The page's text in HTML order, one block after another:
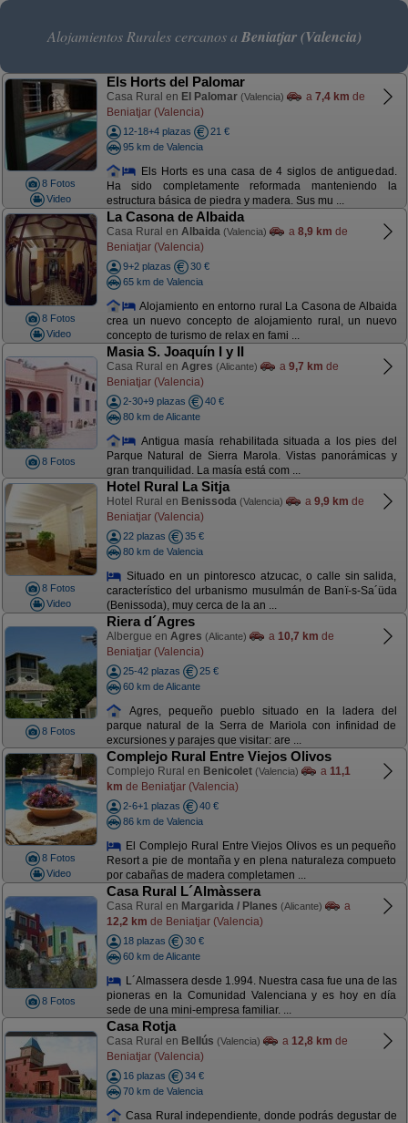
Alojamientos Rurales cercanos a Beniatjar (Valencia)
8 Fotos
Video
Els Horts del Palomar
Casa Rural en El Palomar (Valencia) a 7,4 km de
Beniatjar (Valencia)
12-18+4 plazas
21 €
95 km de Valencia
Els Horts es una casa de 4 siglos de antiguedad.
Ha sido completamente reformada manteniendo la
estructura básica de piedra y madera. Sus mu ...
8 Fotos
Video
La Casona de Albaida
Casa Rural en Albaida (Valencia) a 8,9 km de
Beniatjar (Valencia)
9+2 plazas
30 €
65 km de Valencia
Alojamiento en entorno rural La Casona de Albaida
crea un nuevo concepto de alojamiento rural, un nuevo
concepto de turismo de relax en fami ...
8 Fotos
Masia S. Joaquín I y II
Casa Rural en Agres (Alicante) a 9,7 km de
Beniatjar (Valencia)
2-30+9 plazas
40 €
80 km de Alicante
Antigua masía rehabilitada situada a los pies del
Parque Natural de Sierra Marola. Vistas panorámicas y
gran tranquilidad. La masía está com ...
8 Fotos
Video
Hotel Rural La Sitja
Hotel Rural en Benissoda (Valencia) a 9,9 km de
Beniatjar (Valencia)
22 plazas
35 €
80 km de Valencia
Situado en un pintoresco atzucac, o calle sin salida,
característico del urbanismo musulmán de Banï-s-Sa´üda
(Benissoda), muy cerca de la an ...
8 Fotos
Riera d´Agres
Albergue en Agres (Alicante) a 10,7 km de
Beniatjar (Valencia)
25-42 plazas
25 €
60 km de Alicante
Agres, pequeño pueblo situado en la ladera del
parque natural de la Serra de Mariola con infinidad de
excursiones y parajes que visitar: are ...
8 Fotos
Video
Complejo Rural Entre Viejos Olivos
Complejo Rural en Benicolet (Valencia) a 11,1
km de Beniatjar (Valencia)
2-6+1 plazas
40 €
86 km de Valencia
El Complejo Rural Entre Viejos Olivos es un pequeño
Resort a pie de montaña y en plena naturaleza compueto
por cabañas de madera completamen ...
8 Fotos
Casa Rural L´Almàssera
Casa Rural en Margarida / Planes (Alicante)
a
12,2 km de Beniatjar (Valencia)
18 plazas
30 €
60 km de Alicante
L´Almassera desde 1.994. Nuestra casa fue una de las
pioneras en la Comunidad Valenciana y es hoy en día
sede de una mini-empresa familiar. ...
Casa Rotja
Casa Rural en Bellús (Valencia) a 12,8 km de
Beniatjar (Valencia)
16 plazas
34 €
70 km de Valencia
Casa Rural independiente, donde podrás degustar de